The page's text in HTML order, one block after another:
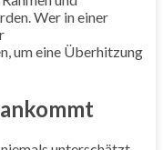
Wer in einer
um eine Überhitzung